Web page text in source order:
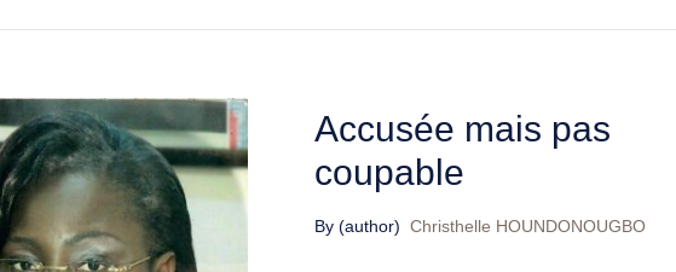
Accusée mais pas
coupable
By (author) Christhelle HOUNDONOUGBO